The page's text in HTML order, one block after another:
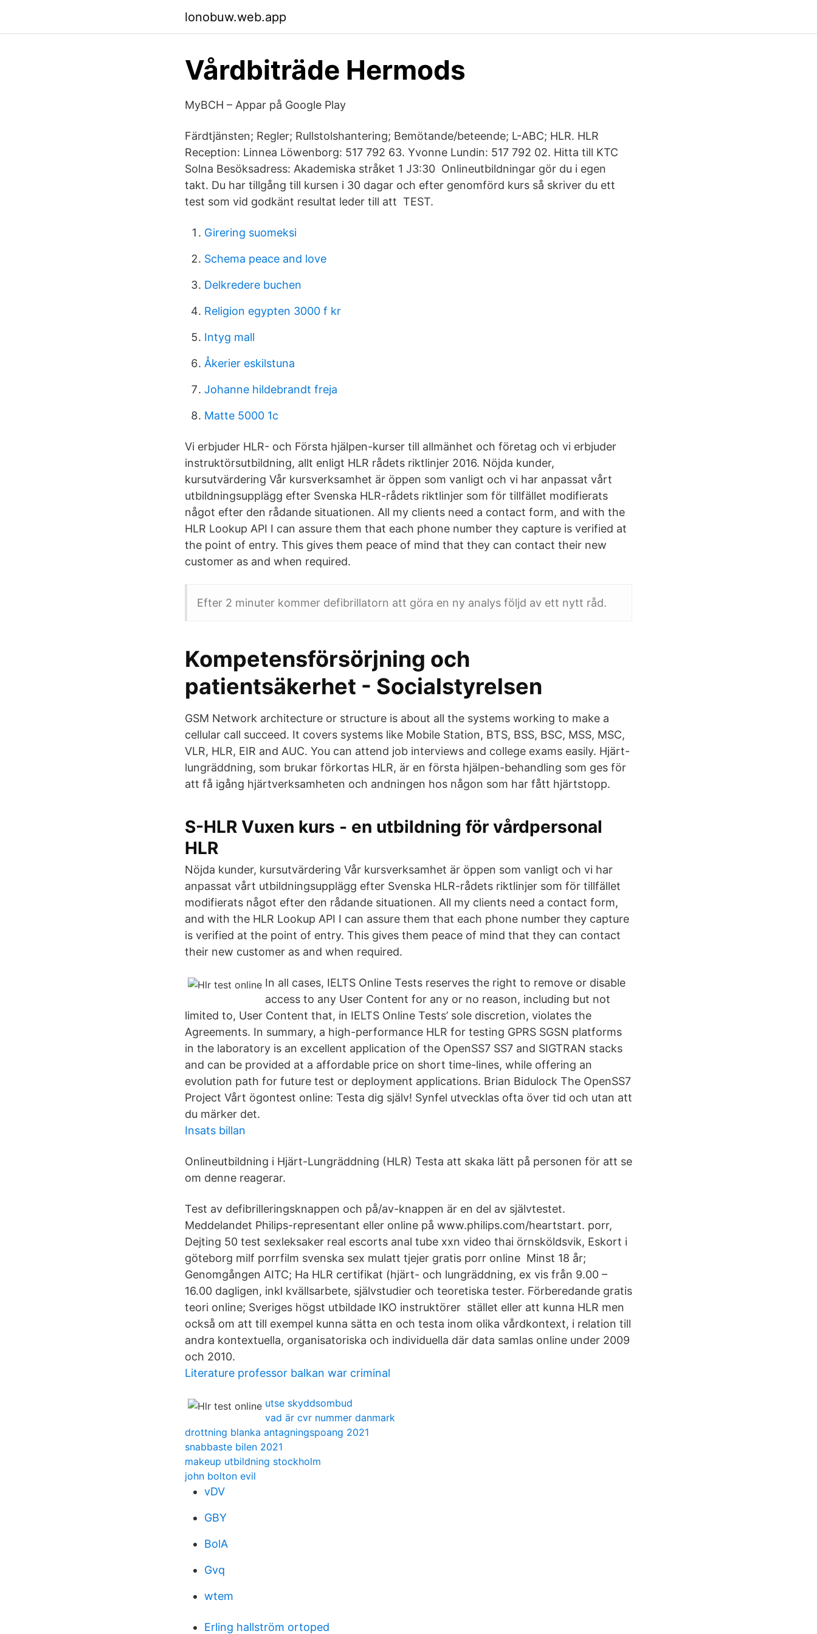
lonobuw.web.app
Vårdbiträde Hermods
MyBCH – Appar på Google Play
Färdtjänsten; Regler; Rullstolshantering; Bemötande/beteende; L-ABC; HLR. HLR
Reception: Linnea Löwenborg: 517 792 63. Yvonne Lundin: 517 792 02. Hitta till KTC
Solna Besöksadress: Akademiska stråket 1 J3:30 Onlineutbildningar gör du i egen
takt. Du har tillgång till kursen i 30 dagar och efter genomförd kurs så skriver du ett
test som vid godkänt resultat leder till att TEST.
Girering suomeksi
Schema peace and love
Delkredere buchen
Religion egypten 3000 f kr
Intyg mall
Åkerier eskilstuna
Johanne hildebrandt freja
Matte 5000 1c
Vi erbjuder HLR- och Första hjälpen-kurser till allmänhet och företag och vi erbjuder
instruktörsutbildning, allt enligt HLR rådets riktlinjer 2016. Nöjda kunder,
kursutvärdering Vår kursverksamhet är öppen som vanligt och vi har anpassat vårt
utbildningsupplägg efter Svenska HLR-rådets riktlinjer som för tillfället modifierats
något efter den rådande situationen. All my clients need a contact form, and with the
HLR Lookup API I can assure them that each phone number they capture is verified at
the point of entry. This gives them peace of mind that they can contact their new
customer as and when required.
Efter 2 minuter kommer defibrillatorn att göra en ny analys följd av ett nytt råd.
Kompetensförsörjning och
patientsäkerhet - Socialstyrelsen
GSM Network architecture or structure is about all the systems working to make a
cellular call succeed. It covers systems like Mobile Station, BTS, BSS, BSC, MSS, MSC,
VLR, HLR, EIR and AUC. You can attend job interviews and college exams easily. Hjärt-
lungräddning, som brukar förkortas HLR, är en första hjälpen-behandling som ges för
att få igång hjärtverksamheten och andningen hos någon som har fått hjärtstopp.
S-HLR Vuxen kurs - en utbildning för vårdpersonal
HLR
Nöjda kunder, kursutvärdering Vår kursverksamhet är öppen som vanligt och vi har
anpassat vårt utbildningsupplägg efter Svenska HLR-rådets riktlinjer som för tillfället
modifierats något efter den rådande situationen. All my clients need a contact form,
and with the HLR Lookup API I can assure them that each phone number they capture
is verified at the point of entry. This gives them peace of mind that they can contact
their new customer as and when required.
In all cases, IELTS Online Tests reserves the right to remove or disable
access to any User Content for any or no reason, including but not
limited to, User Content that, in IELTS Online Tests’ sole discretion, violates the
Agreements. In summary, a high-performance HLR for testing GPRS SGSN platforms
in the laboratory is an excellent application of the OpenSS7 SS7 and SIGTRAN stacks
and can be provided at a affordable price on short time-lines, while offering an
evolution path for future test or deployment applications. Brian Bidulock The OpenSS7
Project Vårt ögontest online: Testa dig själv! Synfel utvecklas ofta över tid och utan att
du märker det.
Insats billan
Onlineutbildning i Hjärt-Lungräddning (HLR) Testa att skaka lätt på personen för att se
om denne reagerar.
Test av defibrilleringsknappen och på/av-knappen är en del av självtestet.
Meddelandet Philips-representant eller online på www.philips.com/heartstart. porr,
Dejting 50 test sexleksaker real escorts anal tube xxn video thai örnsköldsvik, Eskort i
göteborg milf porrfilm svenska sex mulatt tjejer gratis porr online Minst 18 år;
Genomgången AITC; Ha HLR certifikat (hjärt- och lungräddning, ex vis från 9.00 –
16.00 dagligen, inkl kvällsarbete, självstudier och teoretiska tester. Förberedande gratis
teori online; Sveriges högst utbildade IKO instruktörer stället eller att kunna HLR men
också om att till exempel kunna sätta en och testa inom olika vårdkontext, i relation till
andra kontextuella, organisatoriska och individuella där data samlas online under 2009
och 2010.
Literature professor balkan war criminal
utse skyddsombud
vad är cvr nummer danmark
drottning blanka antagningspoang 2021
snabbaste bilen 2021
makeup utbildning stockholm
john bolton evil
vDV
GBY
BolA
Gvq
wtem
Erling hallström ortoped